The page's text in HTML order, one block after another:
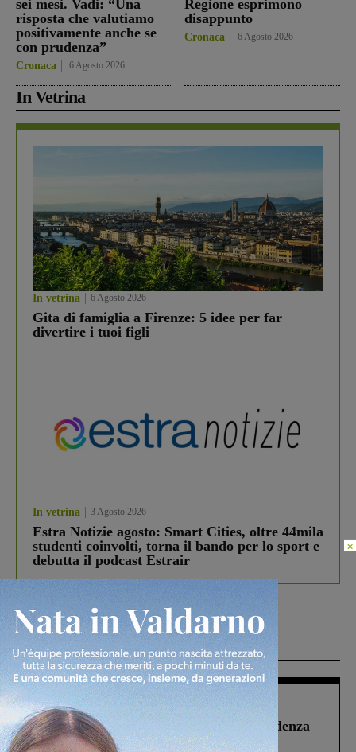
sei mesi. Vadi: “Una
risposta che valutiamo
positivamente anche se
con prudenza”
Cronaca 6 Agosto 2026
Regione esprimono
disappunto
Cronaca 6 Agosto 2026
In Vetrina
In vetrina 6 Agosto 2026
Gita di famiglia a Firenze: 5 idee per far
divertire i tuoi figli
In vetrina 3 Agosto 2026
Estra Notizie agosto: Smart Cities, oltre 44mila
studenti coinvolti, torna il bando per lo sport e
debutta il podcast Estrair
Più lette
Figline Incisa Valdarno 1 Agosto 2026
Piscina di Figline finanziata oltre la scadenza
Pnrr, il gruppo di Fratelli d’Italia: “Un
×